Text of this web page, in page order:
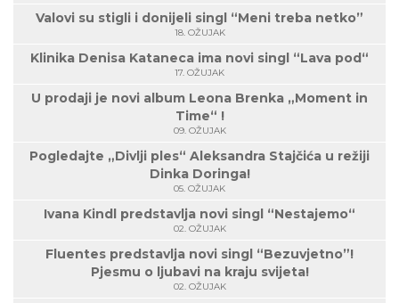
Valovi su stigli i donijeli singl “Meni treba netko”
18. OŽUJAK
Klinika Denisa Kataneca ima novi singl “Lava pod“
17. OŽUJAK
U prodaji je novi album Leona Brenka „Moment in
Time“ !
09. OŽUJAK
Pogledajte „Divlji ples“ Aleksandra Stajčića u režiji
Dinka Doringa!
05. OŽUJAK
Ivana Kindl predstavlja novi singl “Nestajemo“
02. OŽUJAK
Fluentes predstavlja novi singl “Bezuvjetno”!
Pjesmu o ljubavi na kraju svijeta!
02. OŽUJAK